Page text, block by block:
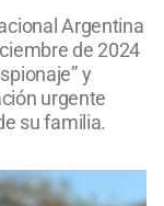
Argentina
de 2024
y
urgente
su familia.